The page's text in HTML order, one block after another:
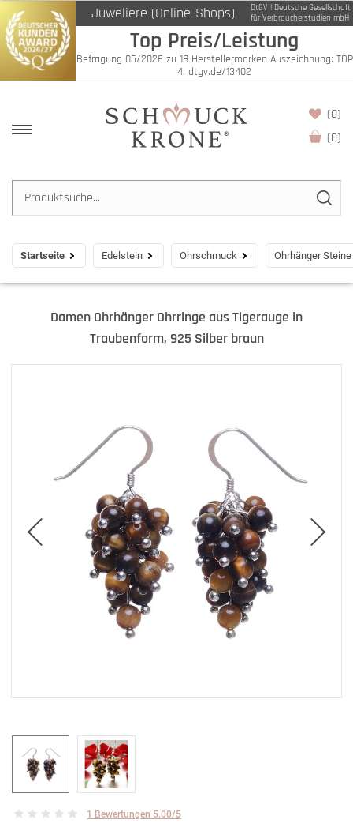
Juweliere (Online-Shops)
DtGV | Deutsche Gesellschaft
für Verbraucherstudien mbH
Top Preis/Leistung
Befragung 05/2026 zu 18 Herstellermarken Auszeichnung: TOP
4, dtgv.de/13402
(0)
(0)
Startseite Edelstein Ohrschmuck Ohrhänger Steine
Damen Ohrhänger Ohrringe aus Tigerauge in
Traubenform, 925 Silber braun
1 Bewertungen 5.00/5